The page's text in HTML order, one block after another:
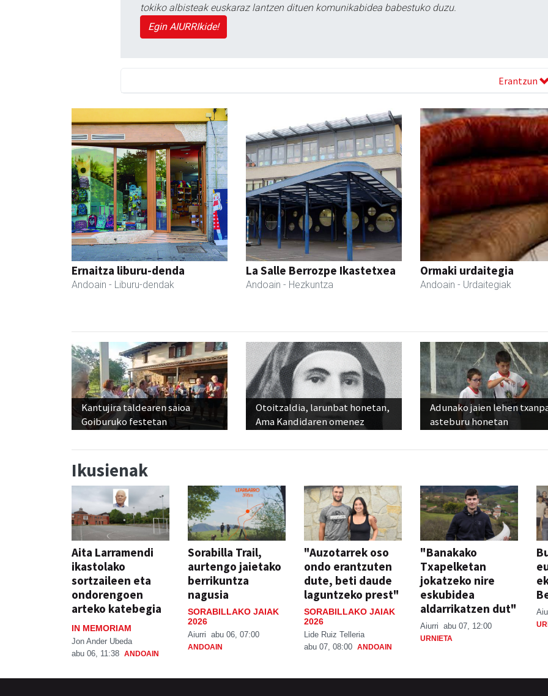
tokiko albisteak euskaraz lantzen dituen komunikabidea babestuko duzu.
Egin AIURRIkide!
Erantzun
Ernaitza liburu-denda
Andoain - Liburu-dendak
La Salle Berrozpe Ikastetxea
Andoain - Hezkuntza
Ormaki urdaitegia
Andoain - Urdaitegiak
Kantujira taldearen saioa
Goiburuko festetan
Otoitzaldia, larunbat honetan,
Ama Kandidaren omenez
Adunako jaien lehen
asteburu honetan
Ikusienak
Aita Larramendi
ikastolako
sortzaileen eta
ondorengoen
arteko katebegia
IN MEMORIAM
Jon Ander Ubeda
abu 06, 11:38 ANDOAIN
Sorabilla Trail,
aurtengo jaietako
berrikuntza
nagusia
SORABILLAKO JAIAK
2026
Aiurri abu 06, 07:00
ANDOAIN
"Auzotarrek oso
ondo erantzuten
dute, beti daude
laguntzeko prest"
SORABILLAKO JAIAK
2026
Lide Ruiz Telleria
abu 07, 08:00 ANDOAIN
"Banakako
Txapelketan
jokatzeko nire
eskubidea
aldarrikatzen dut"
Aiurri abu 07, 12:00
URNIETA